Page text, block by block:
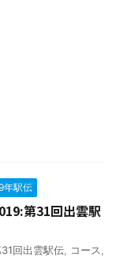
年駅伝
第31回出雲駅
回出雲駅伝 コース